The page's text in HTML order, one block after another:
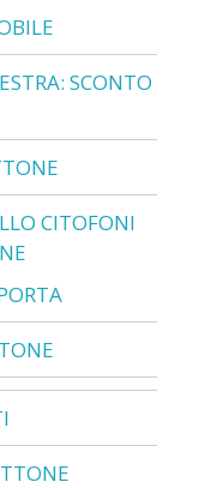
SCONTO
CITOFONI